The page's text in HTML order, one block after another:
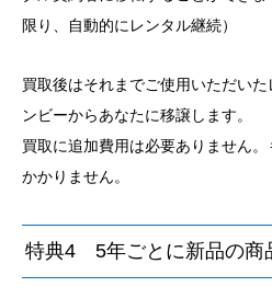
限り、自動的にレンタル継続）
買取後はそれまでご使用いただい
ンビーからあなたに移譲します。
買取に追加費用は必要ありません
かかりません。
特典4 5年ごとに新品の商